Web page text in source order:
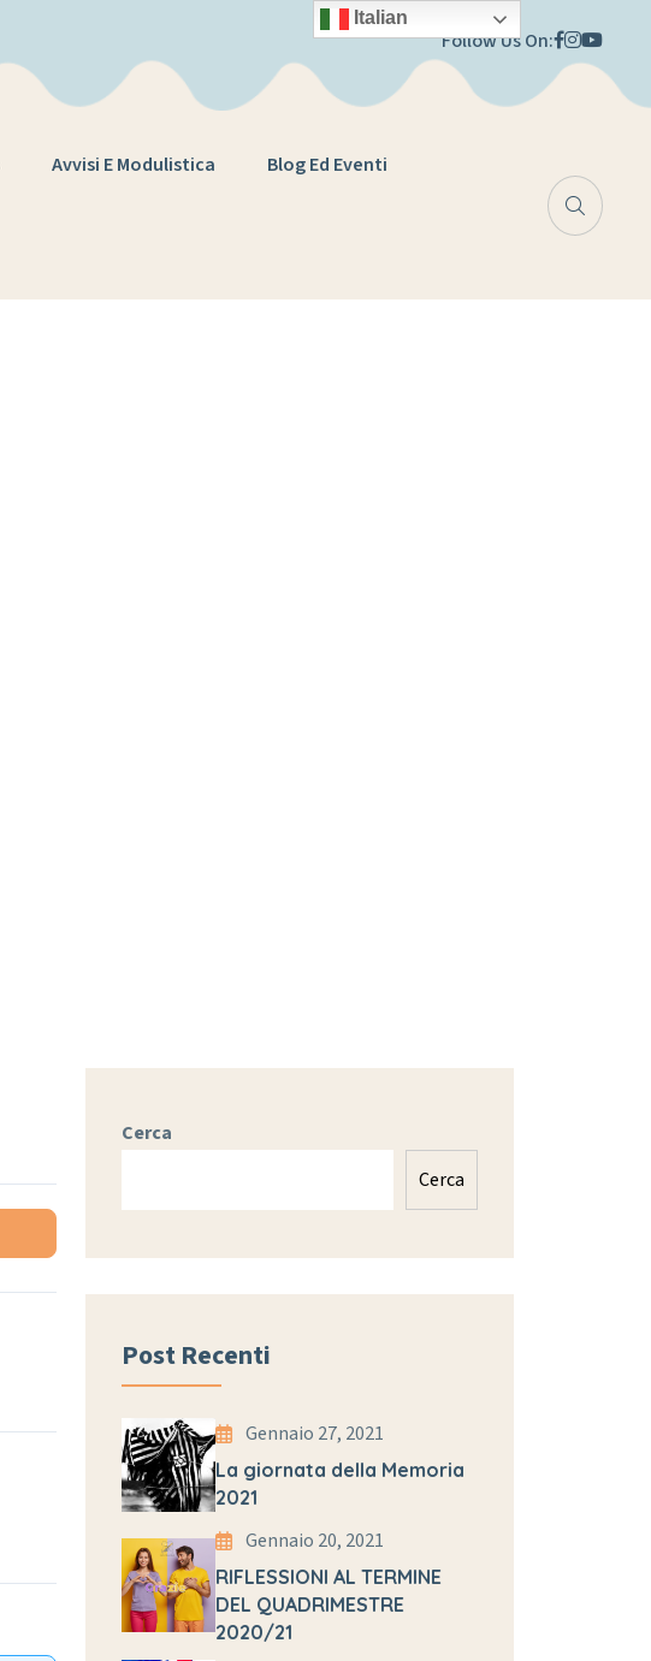
Follow Us On:
Avvisi E Modulistica Blog Ed Eventi
Cerca
Cerca
Post Recenti
Gennaio 27, 2021
La giornata della Memoria
2021
Gennaio 20, 2021
RIFLESSIONI AL TERMINE
DEL QUADRIMESTRE
2020/21
Italian